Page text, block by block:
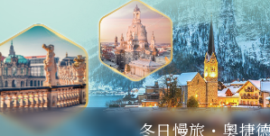
冬日慢旅・奧捷德